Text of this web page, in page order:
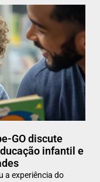
GO discute
infantil e
a experiência do